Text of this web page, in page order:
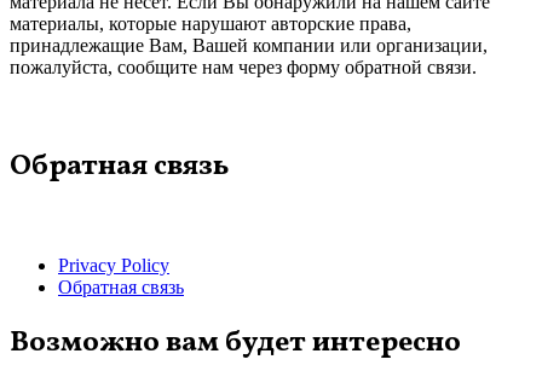
материалы, которые нарушают авторские права,
принадлежащие Вам, Вашей компании или организации,
пожалуйста, сообщите нам через форму обратной связи.
Обратная связь
Privacy Policy
Обратная связь
Возможно вам будет интересно